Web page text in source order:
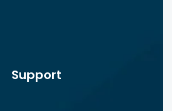
Support